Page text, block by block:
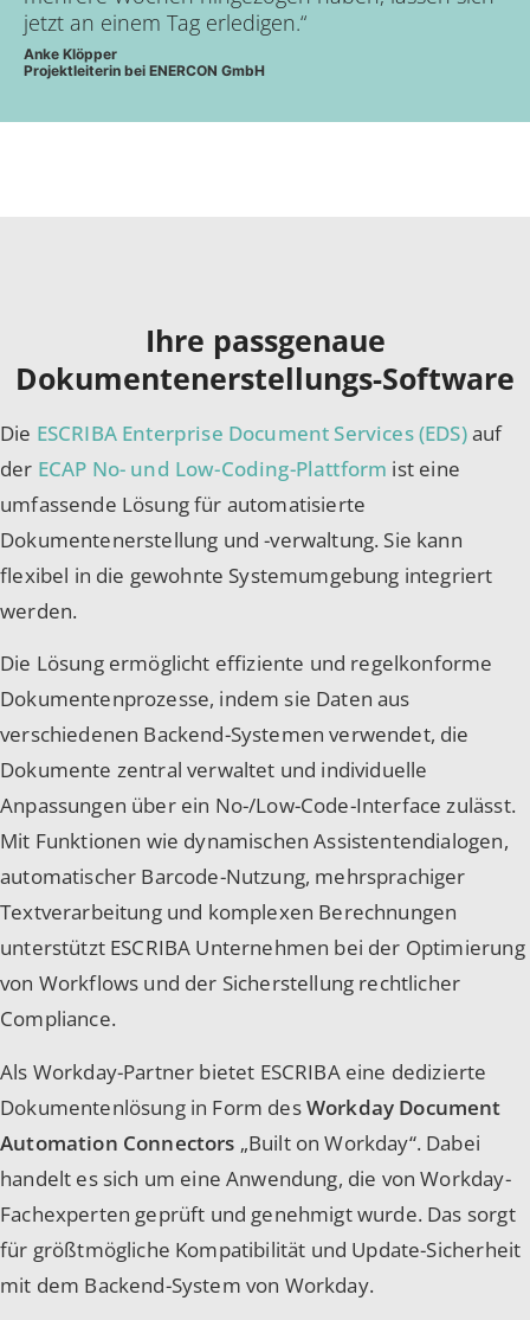
jetzt an einem Tag erledigen.“
Anke Klöpper
Projektleiterin bei ENERCON GmbH
Ihre passgenaue
Dokumentenerstellungs-Software
Die ESCRIBA Enterprise Document Services (EDS)auf
der ECAP No- und Low-Coding-Plattform ist eine
umfassende Lösung für automatisierte
Dokumentenerstellung und -verwaltung. Sie kann
flexibel in die gewohnte Systemumgebung integriert
werden.
Die Lösung ermöglicht effiziente und regelkonforme
Dokumentenprozesse, indem sie Daten aus
verschiedenen Backend-Systemen verwendet, die
Dokumente zentral verwaltet und individuelle
Anpassungen über ein No-/Low-Code-Interface zulässt.
Mit Funktionen wie dynamischen Assistentendialogen,
automatischer Barcode-Nutzung, mehrsprachiger
Textverarbeitung und komplexen Berechnungen
unterstützt ESCRIBA Unternehmen bei der Optimierung
von Workflows und der Sicherstellung rechtlicher
Compliance.
Als Workday-Partner bietet ESCRIBA eine dedizierte
Dokumentenlösung in Form desWorkday Document
Automation Connectors „Built on Workday“. Dabei
handelt es sich um eine Anwendung, die von Workday-
Fachexperten geprüft und genehmigt wurde. Das sorgt
für größtmögliche Kompatibilität und Update-Sicherheit
mit dem Backend-System von Workday.